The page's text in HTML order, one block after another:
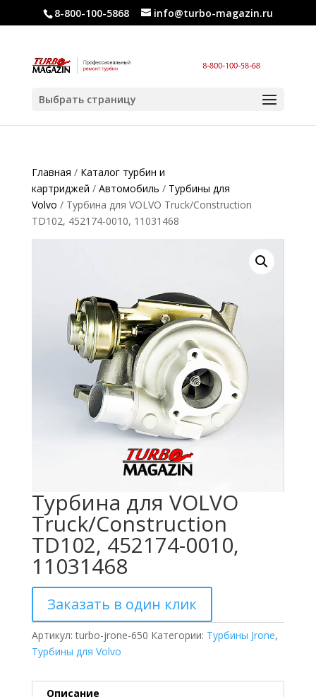
8-800-100-5868 info@turbo-magazin.ru
Выбрать страницу
Главная / Каталог турбин и
картриджей / Автомобиль / Турбины для
Volvo / Турбина для VOLVO Truck/Construction
TD102, 452174-0010, 11031468
Турбина для VOLVO
Truck/Construction
TD102, 452174-0010,
11031468
Заказать в один клик
Артикул:turbo-jrone-650 Категории: Турбины Jrone,
Турбины для Volvo
Описание